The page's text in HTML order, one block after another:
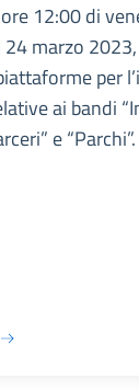
12:00 di
marzo
per
ai bandi
e “Parchi”.